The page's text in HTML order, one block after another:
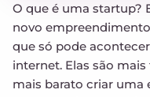
O que é uma startup?
novo
que só pode
internet. Elas são
mais barato criar uma